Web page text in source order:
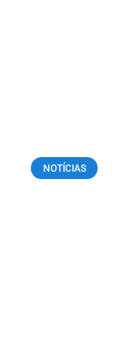
NOTÍCIAS